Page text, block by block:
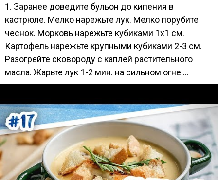
1. Заранее доведите бульон до кипения в
кастрюле. Мелко нарежьте лук. Мелко порубите
чеснок. Морковь нарежьте кубиками 1х1 см.
Картофель нарежьте крупными кубиками 2-3 см.
Разогрейте сковороду с каплей растительного
масла. Жарьте лук 1-2 мин. на сильном огне ...